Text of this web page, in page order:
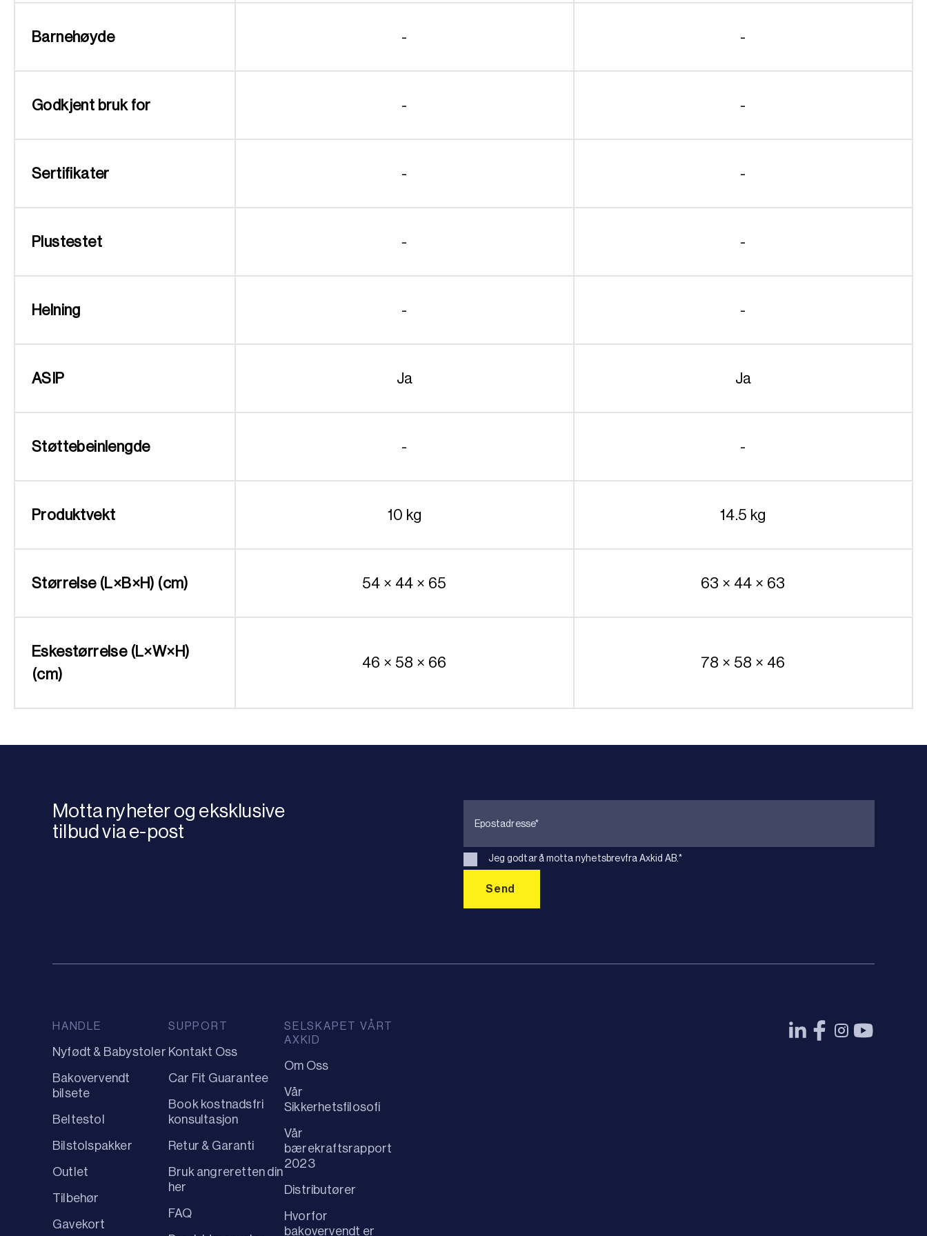
Barnehøyde - -
Godkjent bruk for - -
Sertifikater - -
Plustestet - -
Helning - -
ASIP Ja Ja
Støttebeinlengde - -
Produktvekt 10 kg 14.5 kg
Størrelse (L×B×H) (cm) 54 × 44 × 65 63 × 44 × 63
Eskestørrelse (L×W×H)
(cm)
46 × 58 × 66 78 × 58 × 46
Motta nyheter og eksklusive
tilbud via e-post
Jeg godtar å motta nyhetsbrevfra Axkid AB.*
HANDLE
Nyfødt & Babystoler
Bakovervendt
bilsete
Beltestol
Bilstolspakker
Outlet
Tilbehør
Gavekort
SUPPORT
Kontakt Oss
Car Fit Guarantee
Book kostnadsfri
konsultasjon
Retur & Garanti
Bruk angreretten din
her
FAQ
SELSKAPET VÅRT
AXKID
Om Oss
Vår
Sikkerhetsfilosofi
Vår
bærekraftsrapport
2023
Distributører
Hvorfor
bakovervendt er